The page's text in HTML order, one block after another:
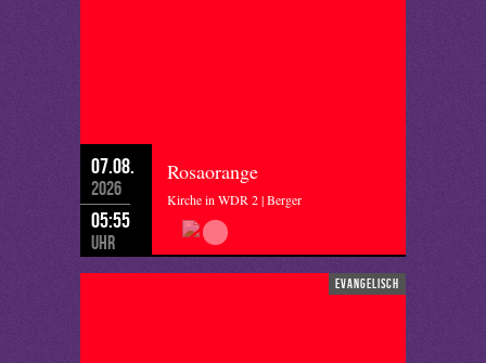
07.08.
2026
05:55
Uhr
Rosaorange
Kirche in WDR 2 | Berger
evangelisch